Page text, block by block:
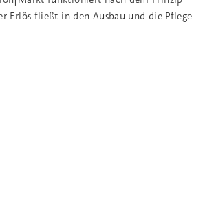
Erlös fließt in den Ausbau und die Pflege